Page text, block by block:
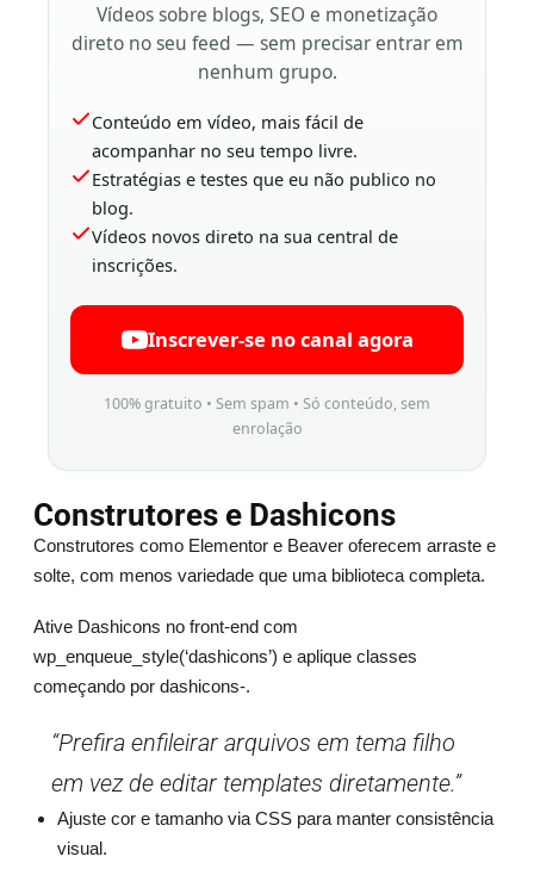
Vídeos sobre blogs, SEO e monetização
direto no seu feed — sem precisar entrar em
nenhum grupo.
Conteúdo em vídeo, mais fácil de
acompanhar no seu tempo livre.
Estratégias e testes que eu não publico no
blog.
Vídeos novos direto na sua central de
inscrições.
Inscrever-se no canal agora
100% gratuito • Sem spam • Só conteúdo, sem
enrolação
Construtores e Dashicons
Construtores como Elementor e Beaver oferecem arraste e
solte, com menos variedade que uma biblioteca completa.
Ative Dashicons no front-end com
wp_enqueue_style(‘dashicons’) e aplique classes
começando por dashicons-.
“Prefira enfileirar arquivos em tema filho
em vez de editar templates diretamente.”
Ajuste cor e tamanho via CSS para manter consistência
visual.